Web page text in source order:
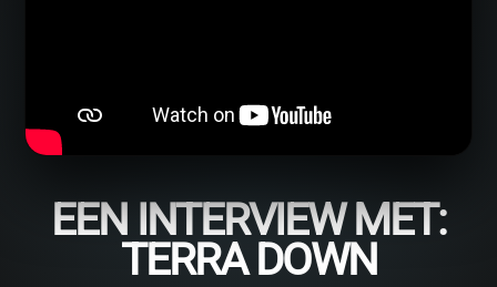
EEN INTERVIEW MET:
TERRA DOWN